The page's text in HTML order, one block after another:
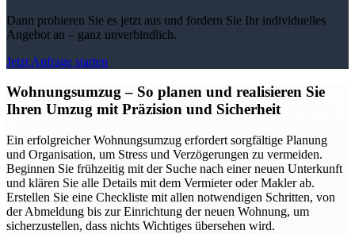
Dann probieren Sie es jetzt aus und fordern Sie Ihr individuelles
Angebot an – ganz unverbindlich.
Jetzt Anfrage starten
Wohnungsumzug – So planen und realisieren Sie
Ihren Umzug mit Präzision und Sicherheit
Ein erfolgreicher Wohnungsumzug erfordert sorgfältige Planung
und Organisation, um Stress und Verzögerungen zu vermeiden.
Beginnen Sie frühzeitig mit der Suche nach einer neuen Unterkunft
und klären Sie alle Details mit dem Vermieter oder Makler ab.
Erstellen Sie eine Checkliste mit allen notwendigen Schritten, von
der Abmeldung bis zur Einrichtung der neuen Wohnung, um
sicherzustellen, dass nichts Wichtiges übersehen wird.